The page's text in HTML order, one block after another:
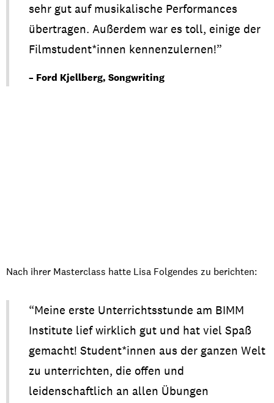
sehr gut auf musikalische Performances
übertragen. Außerdem war es toll, einige der
Filmstudent*innen kennenzulernen!”
– Ford Kjellberg, Songwriting
Nach ihrer Masterclass hatte Lisa Folgendes zu berichten:
“Meine erste Unterrichtsstunde am BIMM
Institute lief wirklich gut und hat viel Spaß
gemacht! Student*innen aus der ganzen Welt
zu unterrichten, die offen und
leidenschaftlich an allen Übungen